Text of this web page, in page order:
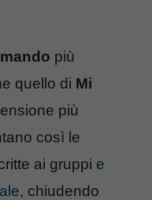
più
quello di Mi
più
così le
ai gruppi e
, chiudendo